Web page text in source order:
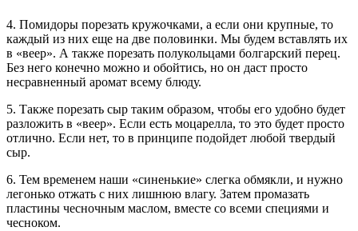
4. Помидоры порезать кружочками, а если они крупные, то
каждый из них еще на две половинки. Мы будем вставлять их
в «веер». А также порезать полукольцами болгарский перец.
Без него конечно можно и обойтись, но он даст просто
несравненный аромат всему блюду.
5. Также порезать сыр таким образом, чтобы его удобно будет
разложить в «веер». Если есть моцарелла, то это будет просто
отлично. Если нет, то в принципе подойдет любой твердый
сыр.
6. Тем временем наши «синенькие» слегка обмякли, и нужно
легонько отжать с них лишнюю влагу. Затем промазать
пластины чесночным маслом, вместе со всеми специями и
чесноком.